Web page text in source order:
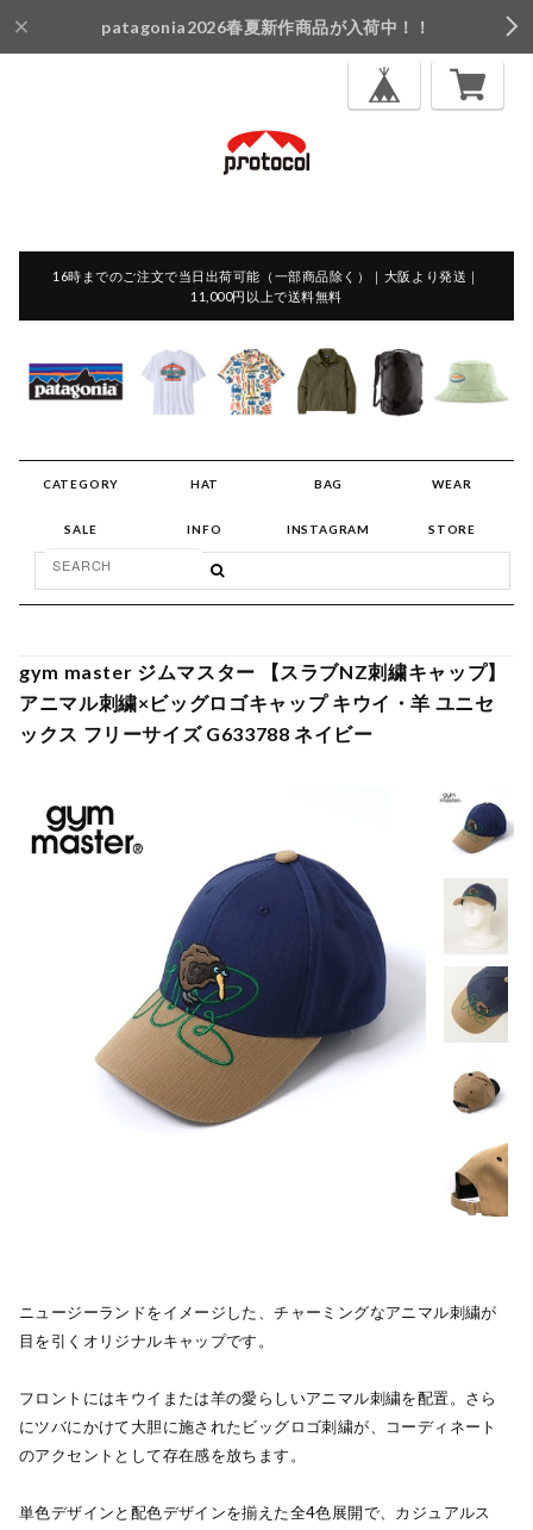
patagonia2026春夏新作商品が入荷中！！
16時までのご注文で当日出荷可能（一部商品除く）｜大阪より発送｜
11,000円以上で送料無料
CATEGORY HAT BAG WEAR
SALE INFO INSTAGRAM STORE
gym master ジムマスター 【スラブNZ刺繍キャップ】
アニマル刺繍×ビッグロゴキャップ キウイ・羊 ユニセ
ックス フリーサイズ G633788 ネイビー
ニュージーランドをイメージした、チャーミングなアニマル刺繍が
目を引くオリジナルキャップです。
フロントにはキウイまたは羊の愛らしいアニマル刺繍を配置。さら
にツバにかけて大胆に施されたビッグロゴ刺繍が、コーディネート
のアクセントとして存在感を放ちます。
単色デザインと配色デザインを揃えた全4色展開で、カジュアルス